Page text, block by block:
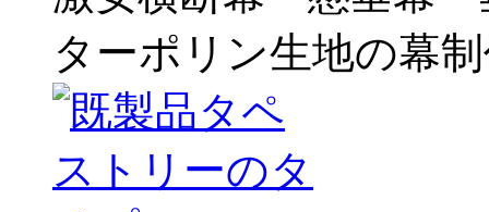
ターポリン生地の幕